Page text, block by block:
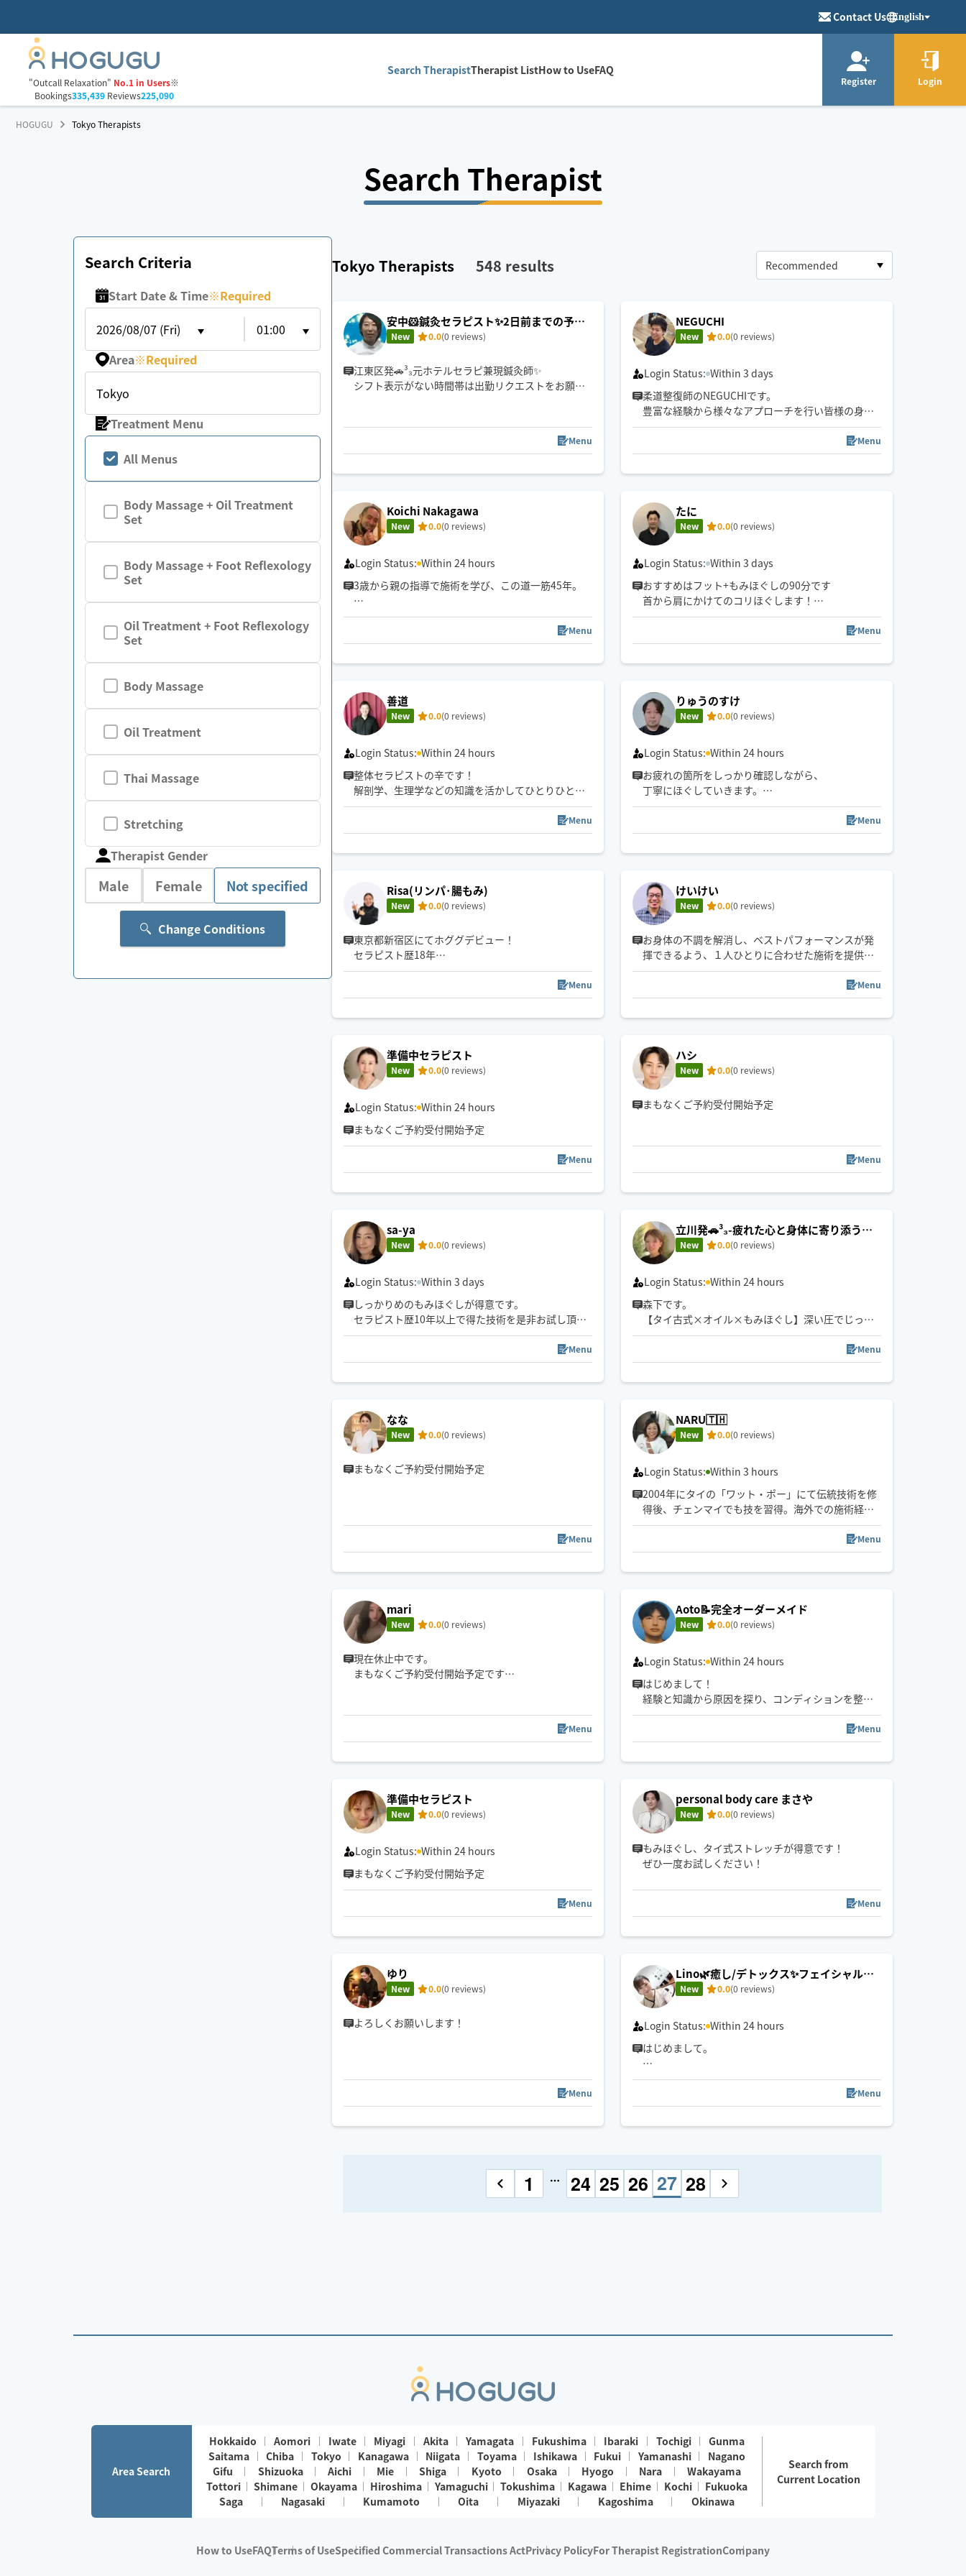
Contact Us English
"Outcall Relaxation" No.1 in Users※
Bookings335,439Reviews225,090
Search TherapistTherapist ListHow to UseFAQ
Register Login
HOGUGU Tokyo Therapists
Search Therapist
Search Criteria
Start Date & Time※Required
2026/08/07 (Fri)
01:00
Area※Required
Tokyo
Treatment Menu
All Menus
Body Massage + Oil Treatment
Set
Body Massage + Foot Reflexology
Set
Oil Treatment + Foot Reflexology
Set
Body Massage
Oil Treatment
Thai Massage
Stretching
Therapist Gender
Male Female Not specified
Change Conditions
Tokyo Therapists 548 results
安中🐹鍼灸セラピスト✨2日前までの予約
で500円OFF‼️
New 0.0(0 reviews)
江東区発🚗³₃元ホテルセラピ兼現鍼灸師✨
シフト表示がない時間帯は出勤リクエストをお願い
男性のお客様：初回はもみほぐしのみ可能(リピータ
ストレスを和らげたり、疲労回復など癒やされたい
方・・・・🍀
肩・首・腰のコリをしっかりと取りたい
遠慮なくご相談ください！
Menu
NEGUCHI
New 0.0(0 reviews)
Login Status: Within 3 days
柔道整復師のNEGUCHIです。
豊富な経験から様々なアプローチを行い皆様の身体
をケアさせて頂きます！
業界は今年で10年目になります。
現在は整骨院グループで院長として働いておりま
ヘッド、ストレッチ、肩甲骨などなど、
宜しくお願いします！
Menu
Koichi Nakagawa
New 0.0(0 reviews)
Login Status: Within 24 hours
3歳から親の指導で施術を学び、この道一筋45年。
都内某駅前のリラクゼーションサロン勤務を経て、1
現在は田舎暮らしをしながら、都内へ出稼ぎするた
歴45年の手の感覚でコリを逃さず、力加減も絶妙と
『今までで最高の技術』と評価を頂いています。
ぜひ一度お試しください。
何卒よろしくお願いします。
Menu
たに
New 0.0(0 reviews)
Login Status: Within 3 days
おすすめはフット+もみほぐしの90分です
首から肩にかけてのコリほぐします！
施術後の体の軽さを体験して下さい、
また癒しを求められてる方も対応可能ですゆったり
としたアプローチで全身を癒します、
Menu
善道
New 0.0(0 reviews)
Login Status: Within 24 hours
整体セラピストの辛です！
解剖学、生理学などの知識を活かしてひとりひとり
に合った施術を提供いたします。
Menu
りゅうのすけ
New 0.0(0 reviews)
Login Status: Within 24 hours
お疲れの箇所をしっかり確認しながら、
丁寧にほぐしていきます。
ゆったりリラックスしていただける時間を
Menu
Risa(リンパ･腸もみ)
New 0.0(0 reviews)
東京都新宿区にてホググデビュー！
セラピスト歴18年
【得意】もみほぐし・リンパケア･腸もみ
腸から整えよう！！
身体の調子を整えるサポートをいたします。
慢性疲労、お身体のお悩みご相談ください。
Menu
けいけい
New 0.0(0 reviews)
お身体の不調を解消し、ベストパフォーマンスが発
揮できるよう、１人ひとりに合わせた施術を提供さ
せて頂きます。
Menu
準備中セラピスト
New 0.0(0 reviews)
Login Status: Within 24 hours
まもなくご予約受付開始予定
Menu
ハシ
New 0.0(0 reviews)
まもなくご予約受付開始予定
Menu
sa-ya
New 0.0(0 reviews)
Login Status: Within 3 days
しっかりめのもみほぐしが得意です。
セラピスト歴10年以上で得た技術を是非お試し頂け
たらと思います。
Menu
立川発🚗³₃-疲れた心と身体に寄り添う、
特別な癒やし時間を🌸
New 0.0(0 reviews)
Login Status: Within 24 hours
森下です。
【タイ古式×オイル×もみほぐし】深い圧でじっく
り解きほぐす極上のリフレッシュタイム空間
Menu
なな
New 0.0(0 reviews)
まもなくご予約受付開始予定
Menu
NARU🇹🇭
New 0.0(0 reviews)
Login Status: Within 3 hours
2004年にタイの「ワット・ポー」にて伝統技術を修
得後、チェンマイでも技を習得。海外での施術経験
やサロン店長としての店舗運営を経て、現在はフリ
ーランスとして活動しています。これまで培った多
様な経験を活かし、型にはまらない「お一人おひと
りの身体に寄り添うケア」を大切にしています😀
Menu
mari
New 0.0(0 reviews)
現在休止中です。
まもなくご予約受付開始予定です
セラピスト歴約7年
タイ古式とオイルマッサージ、もみほぐしに対応し
多くのお客様を担当してきました。
ゆっくりとした心地よい施術を得意としておりま
す。リラックスしたい方、心身ともにお疲れで癒し
Menu
Aoto📝完全オーダーメイド
New 0.0(0 reviews)
Login Status: Within 24 hours
はじめまして！
経験と知識から原因を探り、コンディションを整え
ます！！
衛生面も気を使っていますので、詳しくはプロフィ
ールをご参照ください。
Menu
準備中セラピスト
New 0.0(0 reviews)
Login Status: Within 24 hours
まもなくご予約受付開始予定
Menu
personal body care まさや
New 0.0(0 reviews)
もみほぐし、タイ式ストレッチが得意です！
ぜひ一度お試しください！
Menu
ゆり
New 0.0(0 reviews)
よろしくお願いします！
Menu
Lino🌿癒し/デトックス✨フェイシャル&
ボディ
New 0.0(0 reviews)
Login Status: Within 24 hours
はじめまして。
お疲れのお身体を優しく、的確にゆるめ、
ツラいお疲れの部分を見極めながら
施術後には深く呼吸ができるように…
そんなお時間を
ご一緒できたら嬉しく思います。
Menu
1 24 25 26 27 28
Area Search
Hokkaido Aomori Iwate Miyagi Akita Yamagata Fukushima Ibaraki Tochigi
Gunma
Saitama
Chiba Tokyo Kanagawa Niigata Toyama Ishikawa Fukui Yamanashi
Nagano
Gifu
Shizuoka Aichi Mie Shiga Kyoto Osaka Hyogo Nara
Wakayama
Tottori
Shimane Okayama Hiroshima Yamaguchi Tokushima Kagawa Ehime Kochi
Fukuoka
Saga
Nagasaki Kumamoto Oita Miyazaki Kagoshima Okinawa
Search from
Current Location
How to UseFAQTerms of UseSpecified Commercial Transactions ActPrivacy PolicyFor Therapist RegistrationCompany